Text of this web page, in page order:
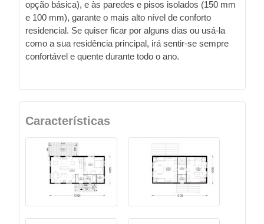
opção básica), e às paredes e pisos isolados (150 mm
e 100 mm), garante o mais alto nível de conforto
residencial. Se quiser ficar por alguns dias ou usá-la
como a sua residência principal, irá sentir-se sempre
confortável e quente durante todo o ano.
Características